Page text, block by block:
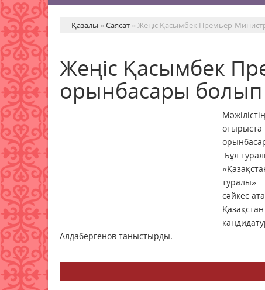
Қазалы »Саясат » Жеңіс Қасымбек Премьер-
Жеңіс Қасымбек
орынбасары
Бұл
туралы»
сәйкес
Алдабергенов таныстырды.